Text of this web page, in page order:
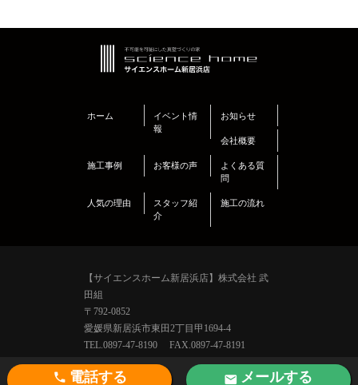
電話する メールする
ホーム
イベント情
報
お知らせ
会社概要
施工事例 お客様の声
よくある質
問
人気の理由
スタッフ紹
介
施工の流れ
【サイエンスホーム新居浜店】株式会社 武
田組
〒792-0852
愛媛県新居浜市東田2丁目甲1694-4
TEL.0897-47-8190 FAX.0897-47-8191
E-mail info@kinoie-ni.com
Copyright © Takeda-Gumi Corp. All Rights